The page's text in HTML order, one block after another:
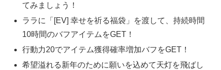
てみましょう！
ララに「[EV] 幸せを祈る福袋」を渡して、持続時間
10時間のバフアイテムをGET！
行動力20でアイテム獲得確率増加バフをGET！
希望溢れる新年のために願いを込めて天灯を飛ばし